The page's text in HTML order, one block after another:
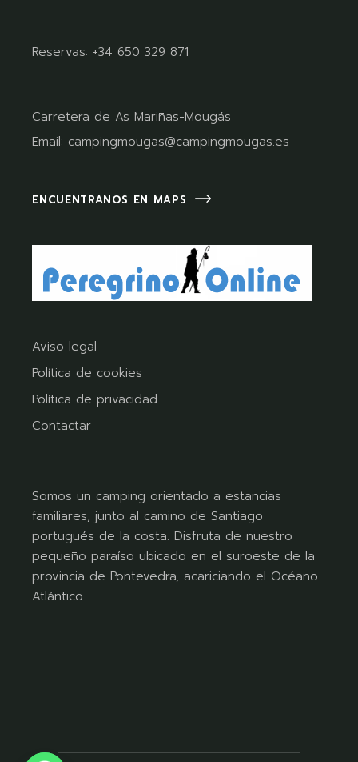
Reservas: +34 650 329 871
Carretera de As Mariñas-Mougás
Email: campingmougas@campingmougas.es
ENCUENTRANOS EN MAPS
Aviso legal
Política de cookies
Política de privacidad
Contactar
Somos un camping orientado a estancias
familiares, junto al camino de Santiago
portugués de la costa. Disfruta de nuestro
pequeño paraíso ubicado en el suroeste de la
provincia de Pontevedra, acariciando el Océano
Atlántico.